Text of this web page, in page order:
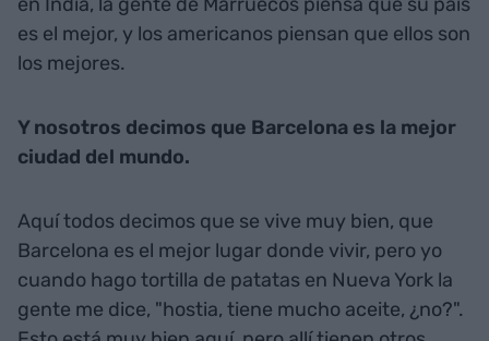
es el mejor, y los americanos piensan que ellos son
los mejores.
Y nosotros decimos que Barcelona es la mejor
ciudad del mundo.
Aquí todos decimos que se vive muy bien, que
Barcelona es el mejor lugar donde vivir, pero yo
cuando hago tortilla de patatas en Nueva York la
gente me dice, "hostia, tiene mucho aceite, ¿no?".